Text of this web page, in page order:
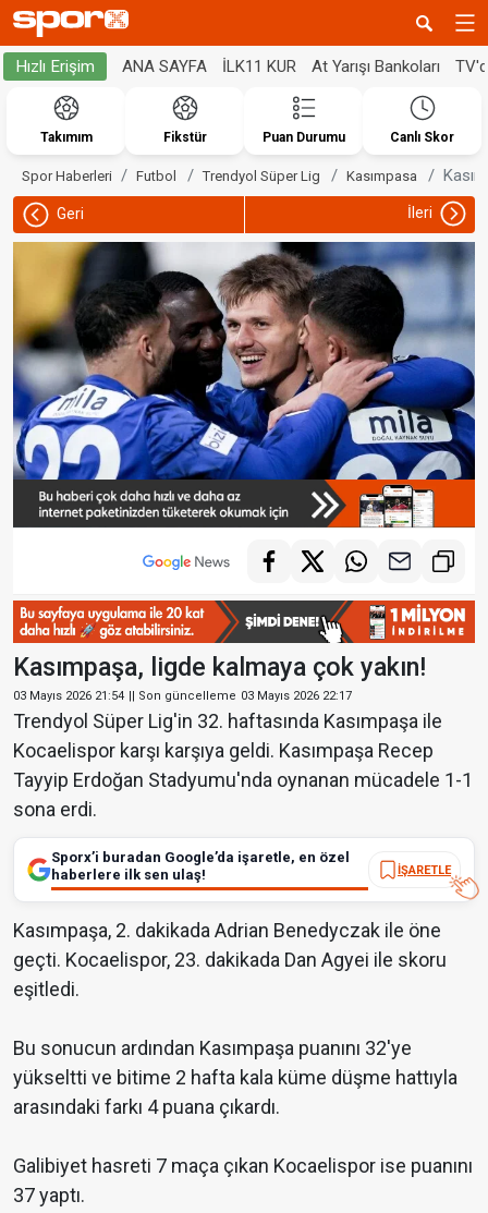
Hızlı Erişim ANA SAYFA İLK11 KUR At Yarışı Bankoları
Takımım Fikstür Puan Durumu Canlı Skor
Spor Haberleri Futbol Trendyol Süper Lig Kasımpasa
Geri İleri
Kasımpaşa, ligde kalmaya çok yakın!
03 Mayıs 2026 21:54 || Son güncelleme 03 Mayıs 2026 22:17
Trendyol Süper Lig'in 32. haftasında Kasımpaşa ile
Kocaelispor karşı karşıya geldi. Kasımpaşa Recep
Tayyip Erdoğan Stadyumu'nda oynanan mücadele 1-1
sona erdi.
Sporx’i buradan Google’da işaretle, en özel
haberlere ilk sen ulaş!
İŞARETLE
Kasımpaşa, 2. dakikada Adrian Benedyczak ile öne
geçti. Kocaelispor, 23. dakikada Dan Agyei ile skoru
eşitledi.
Bu sonucun ardından Kasımpaşa puanını 32'ye
yükseltti ve bitime 2 hafta kala küme düşme hattıyla
arasındaki farkı 4 puana çıkardı.
Galibiyet hasreti 7 maça çıkan Kocaelispor ise puanını
37 yaptı.